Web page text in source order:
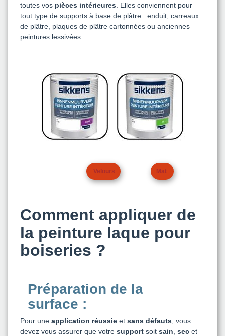
toutes vos pièces intérieures . Elles conviennent pour
tout type de supports à base de plâtre : enduit, carreaux
de plâtre, plaques de plâtre cartonnées ou anciennes
peintures lessivées.
Velours Mat
Comment appliquer de
la peinture laque pour
boiseries ?
Préparation de la
surface :
Pour une application réussie et sans défauts , vous
devez vous assurer que votre support soit sain sec et